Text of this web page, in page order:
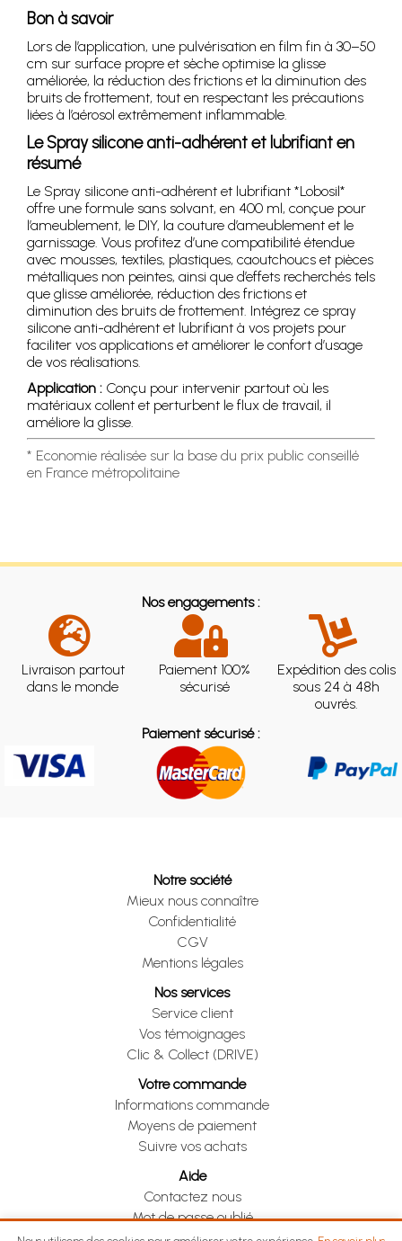
Bon à savoir
Lors de l’application, une pulvérisation en film fin à 30–50
cm sur surface propre et sèche optimise la glisse
améliorée, la réduction des frictions et la diminution des
bruits de frottement, tout en respectant les précautions
liées à l’aérosol extrêmement inflammable.
Le Spray silicone anti-adhérent et lubrifiant en
résumé
Le Spray silicone anti-adhérent et lubrifiant *Lobosil*
offre une formule sans solvant, en 400 ml, conçue pour
l’ameublement, le DIY, la couture d’ameublement et le
garnissage. Vous profitez d’une compatibilité étendue
avec mousses, textiles, plastiques, caoutchoucs et pièces
métalliques non peintes, ainsi que d’effets recherchés tels
que glisse améliorée, réduction des frictions et
diminution des bruits de frottement. Intégrez ce spray
silicone anti-adhérent et lubrifiant à vos projets pour
faciliter vos applications et améliorer le confort d’usage
de vos réalisations.
Application : Conçu pour intervenir partout où les
matériaux collent et perturbent le flux de travail, il
améliore la glisse.
* Economie réalisée sur la base du prix public conseillé
en France métropolitaine
Nos engagements :
Livraison partout
dans le monde
Paiement 100%
sécurisé
Expédition des colis
sous 24 à 48h
ouvrés.
Paiement sécurisé :
Notre société
Mieux nous connaître
Confidentialité
CGV
Mentions légales
Nos services
Service client
Vos témoignages
Clic & Collect (DRIVE)
Votre commande
Informations commande
Moyens de paiement
Suivre vos achats
Aide
Contactez nous
Mot de passe oublié
Je me rétracte